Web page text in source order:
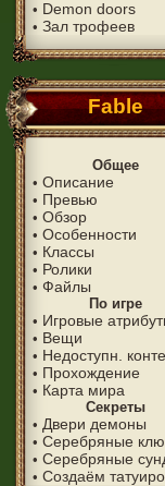
• Demon doors
• Зал трофеев
Fable
Общее
• Описание
• Превью
• Обзор
• Особенности
• Классы
• Ролики
• Файлы
По игре
• Игровые
• Вещи
• Недоступн.
• Прохождение
• Карта мира
Секреты
• Двери демоны
• Серебряные
• Серебряные
• Создаём